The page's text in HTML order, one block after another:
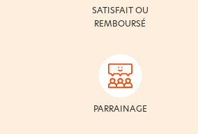
SATISFAIT OU
REMBOURSÉ
PARRAINAGE